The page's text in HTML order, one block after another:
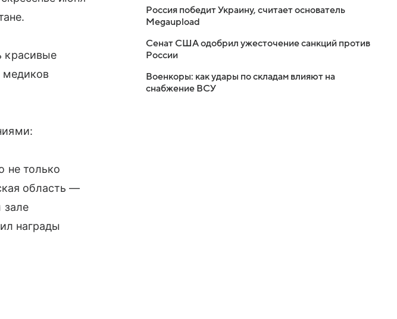
красивые
медиков
не только
область —
зале
награды
Россия победит Украину, считает основатель
Megaupload
Сенат США одобрил ужесточение санкций против
России
Военкоры: как удары по складам влияют на
снабжение ВСУ